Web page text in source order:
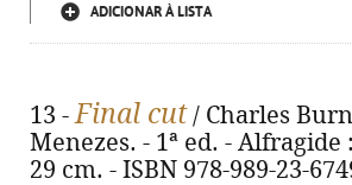
ADICIONAR À LISTA
13 -Final cut/ Charles
Menezes. - 1ª ed. -
29 cm. - ISBN 978-989-23-